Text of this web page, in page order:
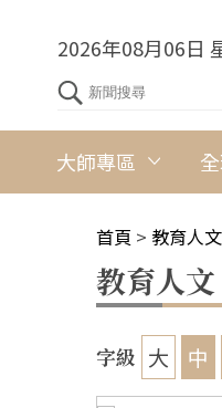
2026年08月06日
大師專區
首頁 > 教育人文
教育人文
字級 大 中